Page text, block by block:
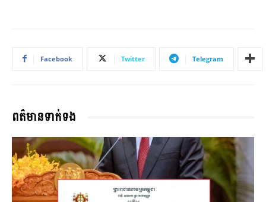
Facebook Twitter Telegram
ពត៌មានទាក់ទង